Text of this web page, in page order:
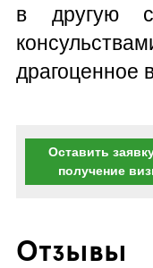
в другую
драгоценное
Оставить
получение
Отзывы